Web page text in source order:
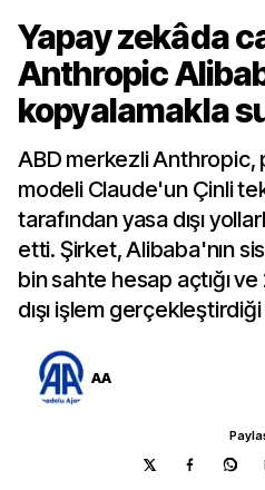
Yapay zekâda
Anthropic
kopyalamakla
ABD merkezli Anthropic,
modeli Claude'un Çinli
tarafından yasa dışı
etti. Şirket, Alibaba'nın
bin sahte hesap açtığı
dışı işlem
AA